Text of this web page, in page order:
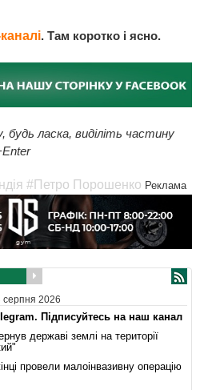
. Там коротко і ясно.
ласка, виділіть частину
#Петро Порошенко Реклама
серпня 2026
Підписуйтесь на наш канал
державі землі на території
провели малоінвазивну операцію